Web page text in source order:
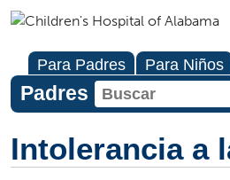
Para Padres Para Niños
Padres
Intolerancia a